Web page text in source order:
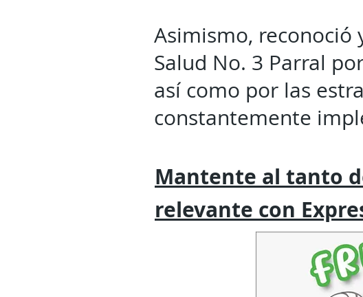
Asimismo, reconoció
Salud No. 3 Parral
así como por las
constantemente
Mantente al tanto
relevante con